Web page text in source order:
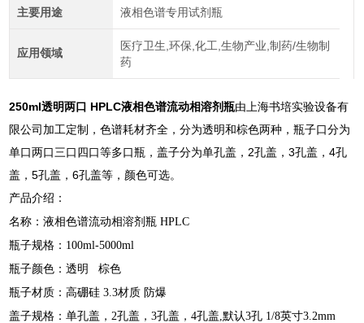
主要用途 液相色谱专用试剂瓶
应用领域
医疗卫生,环保,化工,生物产业,制药/生物制
药
250ml透明两口 HPLC液相色谱流动相溶剂瓶由上海书培实验设备有
限公司加工定制，色谱耗材齐全，分为透明和棕色两种，瓶子口分为
单口两口三口四口等多口瓶，盖子分为单孔盖，2孔盖，3孔盖，4孔
盖，5孔盖，6孔盖等，颜色可选。
产品介绍：
名称：液相色谱流动相溶剂瓶 HPLC
瓶子规格：100ml-5000ml
瓶子颜色：透明 棕色
瓶子材质：高硼硅 3.3材质 防爆
盖子规格：单孔盖，2孔盖，3孔盖，4孔盖,默认3孔 1/8英寸3.2mm